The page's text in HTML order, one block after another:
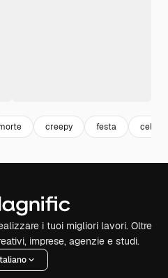
creepy festa
i tuoi migliori lavori. Oltre
imprese, agenzie e studi.